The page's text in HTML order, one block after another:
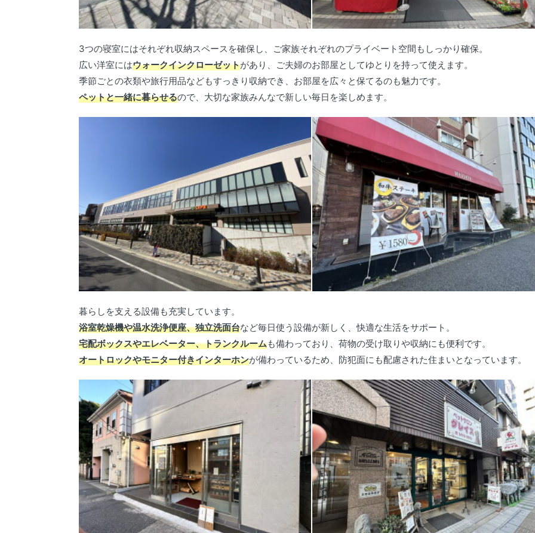
3つの寝室にはそれぞれ収納スペースを確保し、ご家族それぞれのプライベート空間もしっかり確保。
広い洋室にはウォークインクローゼットがあり、ご夫婦のお部屋としてゆとりを持って使えます。
季節ごとの衣類や旅行用品などもすっきり収納でき、お部屋を広々と保てるのも魅力です。
ペットと一緒に暮らせるので、大切な家族みんなで新しい毎日を楽しめます。
暮らしを支える設備も充実しています。
浴室乾燥機や温水洗浄便座、独立洗面台など毎日使う設備が新しく、快適な生活をサポート。
宅配ボックスやエレベーター、トランクルームも備わっており、荷物の受け取りや収納にも便利です。
オートロックやモニター付きインターホンが備わっているため、防犯面にも配慮された住まいとなっています。